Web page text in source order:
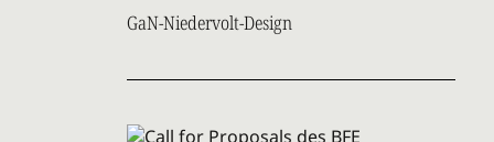
GaN-Niedervolt-Design